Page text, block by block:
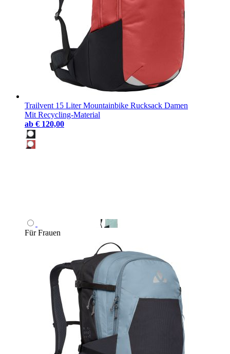
Trailvent 15 Liter Mountainbike Rucksack Damen
Mit Recycling-Material
ab € 120,00
Für Frauen